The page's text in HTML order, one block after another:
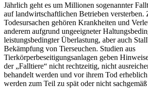
Jährlich geht es um Millionen sogenannter
auf landwirtschaftlichen Betrieben versterben.
Todesursachen gehören Krankheiten und
anderem aufgrund ungeeigneter
leistungsbedingter Überlastung, aber auch
Bekämpfung von Tierseuchen. Studien aus
Tierkörperbeseitigungsanlagen geben
der „Falltiere“ nicht rechtzeitig, nicht
behandelt werden und vor ihrem Tod
werden zum Teil zu spät oder nicht